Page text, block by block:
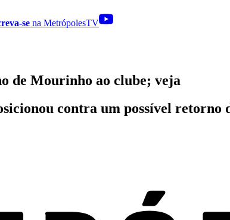
se na MetrópolesTV
de Mourinho ao clube; veja
contra um possível retorno